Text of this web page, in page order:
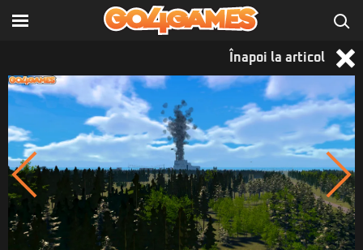
Înapoi la articol